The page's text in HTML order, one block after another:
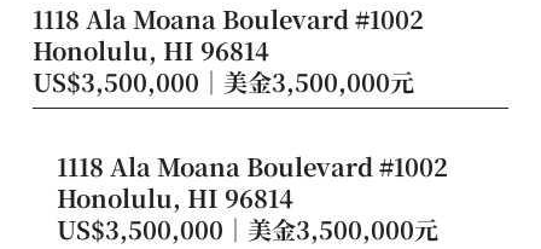
1118 Ala Moana Boulevard #1002
Honolulu, HI 96814
US$3,500,000｜美金3,500,000元
1118 Ala Moana Boulevard #1002
Honolulu, HI 96814
US$3,500,000｜美金3,500,000元